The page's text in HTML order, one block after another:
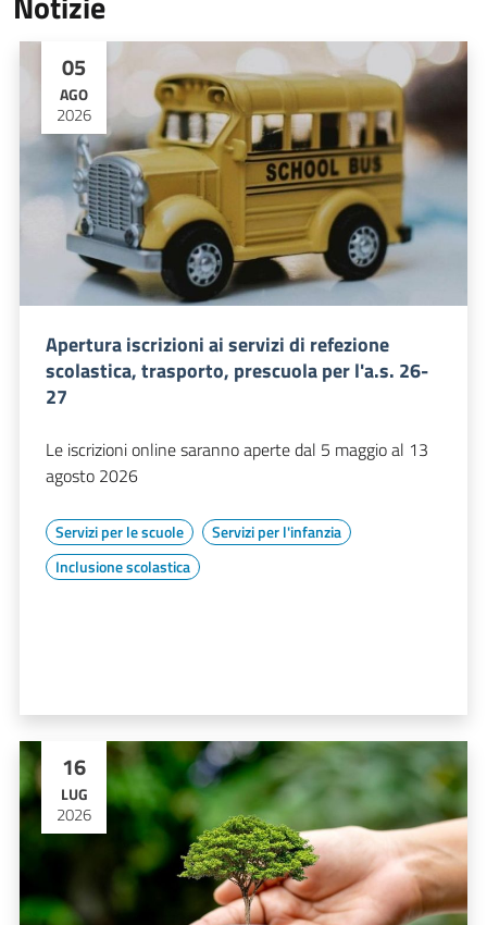
05
AGO
2026
Apertura iscrizioni ai servizi di refezione
scolastica, trasporto, prescuola per l'a.s. 26-
27
Le iscrizioni online saranno aperte dal 5 maggio al 13
agosto 2026
Servizi per le scuole
Servizi per l'infanzia
Inclusione scolastica
16
LUG
2026